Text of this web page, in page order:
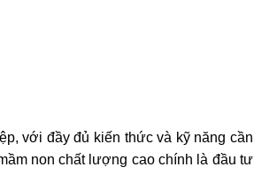
với đầy đủ kiến thức và kỹ năng cần
non chất lượng cao chính là đầu tư